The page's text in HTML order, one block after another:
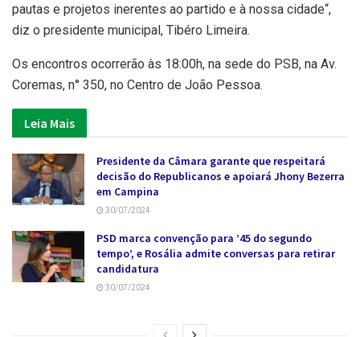
pautas e projetos inerentes ao partido e à nossa cidade“,
diz o presidente municipal, Tibéro Limeira.
Os encontros ocorrerão às 18:00h, na sede do PSB, na Av.
Coremas, n° 350, no Centro de João Pessoa.
Leia Mais
Presidente da Câmara garante que respeitará
decisão do Republicanos e apoiará Jhony Bezerra
em Campina
30/07/2024
PSD marca convenção para ’45 do segundo
tempo’, e Rosália admite conversas para retirar
candidatura
30/07/2024